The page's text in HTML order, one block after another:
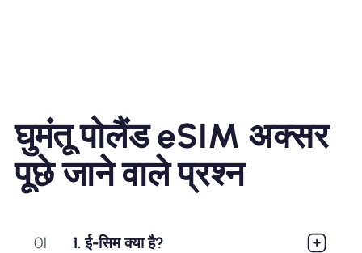
घुमंतू पोलैंड eSIM अक्सर
पूछे जाने वाले प्रश्न
01 1. ई-सिम क्या है?